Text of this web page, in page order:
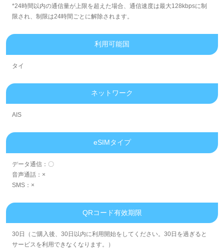
*24時間以内の通信量が上限を超えた場合、通信速度は最大128kbpsに制
限され、制限は24時間ごとに解除されます。
利用可能国
タイ
ネットワーク
AIS
eSIMタイプ
データ通信：〇
音声通話：×
SMS：×
QRコード有效期限
30日（ご購入後、30日以内に利用開始をしてください。30日を過ぎると
サービスを利用できなくなります。）